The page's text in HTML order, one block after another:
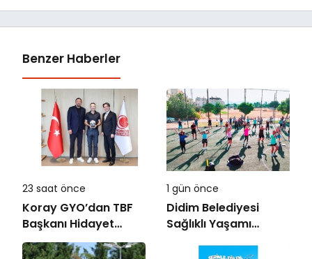
Benzer Haberler
23 saat önce
Koray GYO’dan TBF
Başkanı Hidayet
Türkoğlu’na ziyaret
1 gün önce
Didim Belediyesi
Sağlıklı Yaşamı